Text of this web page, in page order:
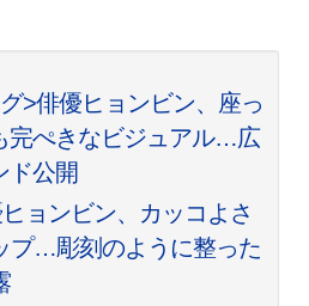
>俳優ヒョンビン、座っ
完ぺきなビジュアル…広
ド公開
ョンビン、カッコよさ
プ…彫刻のように整った